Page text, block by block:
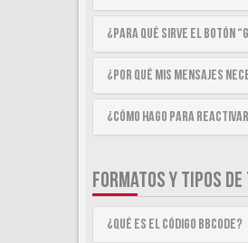
¿Para qué sirve el botón
¿Por qué mis mensajes
¿Cómo hago para
FORMATOS Y TIPOS
¿Qué es el código BBCode?